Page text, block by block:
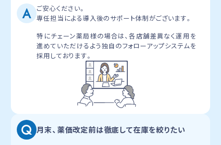
ご安心ください。
専任担当による導入後のサポート体制がございます。
特にチェーン薬局様の場合は、各店舗差異なく運用を
進めていただけるよう独自のフォローアップシステムを
採用しております。
月末、薬価改定前は徹底して在庫を絞りたい